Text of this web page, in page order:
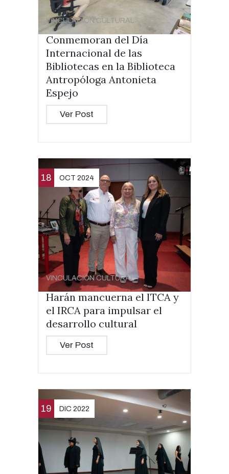
VINCULACIÓN CULTURAL
Conmemoran del Día
Internacional de las
Bibliotecas en la Biblioteca
Antropóloga Antonieta
Espejo
Ver Post
18 OCT 2024
VINCULACIÓN CULTURAL
Harán mancuerna el ITCA y
el IRCA para impulsar el
desarrollo cultural
Ver Post
19 DIC 2022